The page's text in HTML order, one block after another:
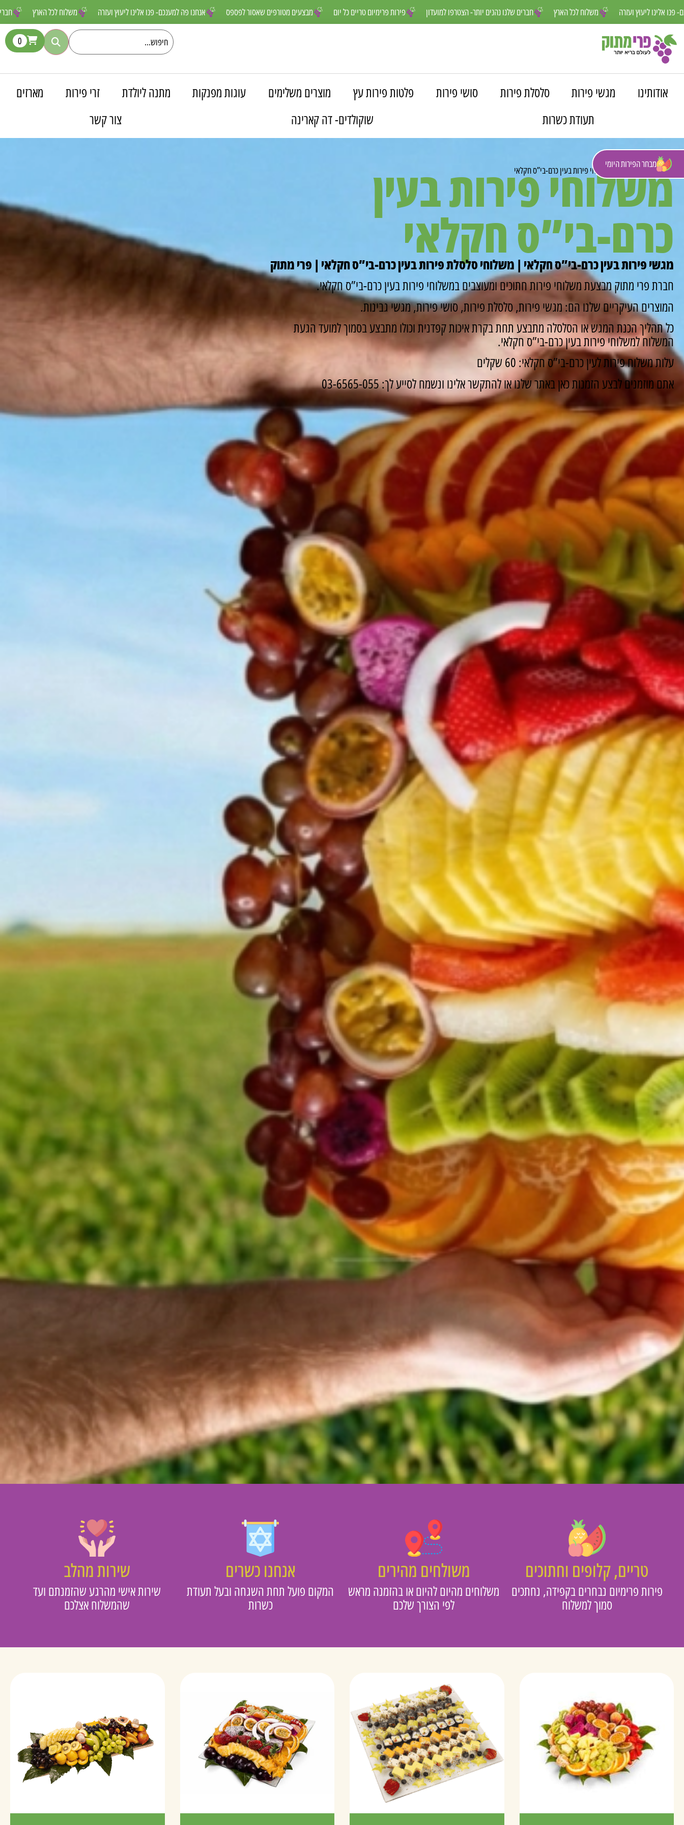
משלוח לכל אנחנו פה למענכם- פנו אלינו ליעוץ ועזרה מבצעים מטורפים שאסור לפספס פירות פרימיום טריים כל יום חברים שלנו נהנים יותר- הצטרפו למועדון משלוח לכל הארץ פה למענכם- פנו אלינו ליעוץ ועזרה
מבחר הפירות היומי
0
אודותינו מגשי פירות סלסלת פירות סושי פירות פלטות פירות עץ מוצרים משלימים עוגות מפנקות מתנה ליולדת זרי פירות
מארזים
תעודת כשרות
שוקולדים- דה קארינה צור קשר
פרי מתוק» משלוחים»משלוחי פירות בעין כרם-בי”ס חקלאי
משלוחי פירות בעין
כרם-בי”ס חקלאי
מגשי פירות בעין כרם-בי”ס חקלאי | משלוחי סלסלת פירות בעין כרם-בי”ס חקלאי | פרי מתוק
חברת פרי מתוק מבצעת משלוחי פירות חתוכים ומעוצבים במשלוחי פירות בעין כרם-בי”ס חקלאי.
המוצרים העיקריים שלנו הם: מגשי פירות, סלסלת פירות, סושי פירות, מגשי גבינות.
כל תהליך הכנת המגש או הסלסלה מתבצע תחת בקרת איכות קפדנית וכולו מתבצע בסמוך למועד הגעת
המשלוח למשלוחי פירות בעין כרם-בי”ס חקלאי.
עלות משלוח פירות לעין כרם-בי”ס חקלאי: 60 שקלים
אתם מוזמנים לבצע הזמנות כאן באתר שלנו או להתקשר אלינו ונשמח לסייע לך: 03-6565-055
טריים, קלופים וחתוכים
פירות פרימיום נבחרים בקפידה, נחתכים
סמוך למשלוח
משולחים מהירים
משלוחים מהיום להיום או בהזמנה מראש
לפי הצורך שלכם
אנחנו כשרים
המקום פועל תחת השגחה ובעל תעודת
כשרות
שירות מהלב
שירות אישי מהרגע שהזמנתם ועד
שהמשלוח אצלכם